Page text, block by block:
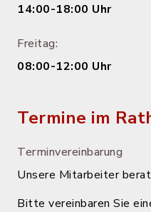
14:00-18:00 Uhr
Freitag:
08:00-12:00 Uhr
Termine im
Terminvereinbarung
Unsere Mitarbeiter
Bitte vereinbaren Sie